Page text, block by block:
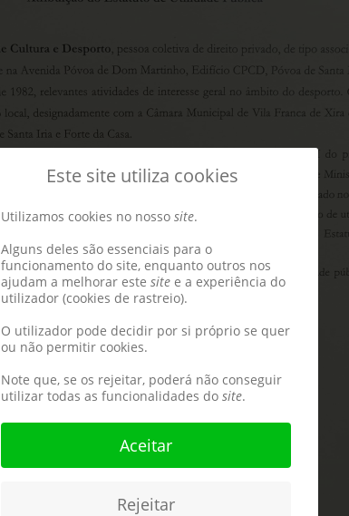
Este site utiliza cookies
Utilizamos cookies no nosso site.
Alguns deles são essenciais para o
funcionamento do site, enquanto outros nos
ajudam a melhorar este site e a experiência do
utilizador (cookies de rastreio).
O utilizador pode decidir por si próprio se quer
ou não permitir cookies.
Note que, se os rejeitar, poderá não conseguir
utilizar todas as funcionalidades do site.
Aceitar
Rejeitar